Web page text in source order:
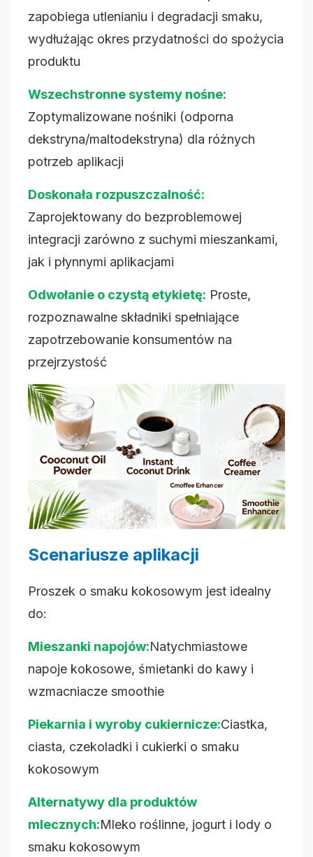
zapobiega utlenianiu i degradacji smaku,
wydłużając okres przydatności do spożycia
produktu
Wszechstronne systemy nośne:
Zoptymalizowane nośniki (odporna
dekstryna/maltodekstryna) dla różnych
potrzeb aplikacji
Doskonała rozpuszczalność:
Zaprojektowany do bezproblemowej
integracji zarówno z suchymi mieszankami,
jak i płynnymi aplikacjami
Odwołanie o czystą etykietę: Proste,
rozpoznawalne składniki spełniające
zapotrzebowanie konsumentów na
przejrzystość
Scenariusze aplikacji
Proszek o smaku kokosowym jest idealny
do:
Mieszanki napojów:Natychmiastowe
napoje kokosowe, śmietanki do kawy i
wzmacniacze smoothie
Piekarnia i wyroby cukiernicze:Ciastka,
ciasta, czekoladki i cukierki o smaku
kokosowym
Alternatywy dla produktów
mlecznych:Mleko roślinne, jogurt i lody o
smaku kokosowym